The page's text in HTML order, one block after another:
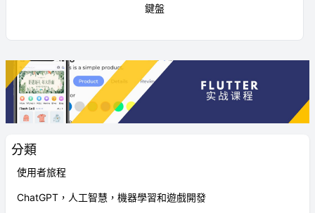
分類
使用者旅程
ChatGPT，人工智慧，機器學習和遊戲開發
鍵盤